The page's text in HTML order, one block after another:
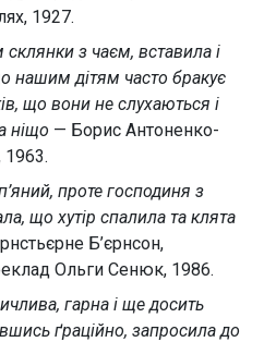
1927.
з чаєм, вставила і
нашим дітям часто бракує
що вони не слухаються і
ніщо — Борис Антоненко-
проте господиня з
що хутір спалила та клята
Б’єрнсон,
Ольги Сенюк, 1986.
гарна і ще досить
ґраційно, запросила до